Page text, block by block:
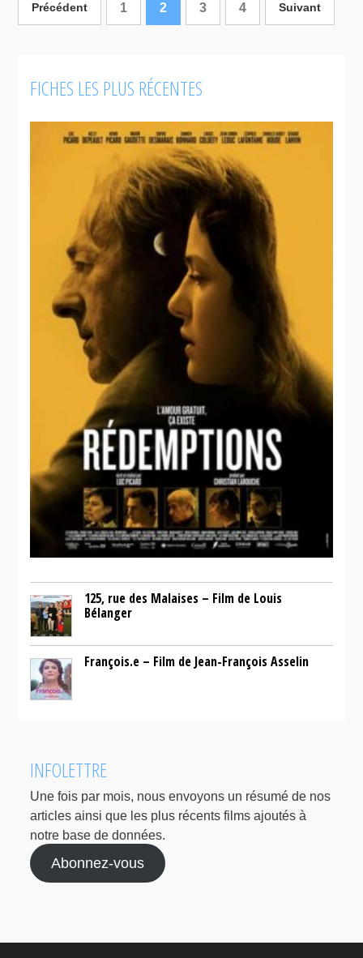
Précédent 1 2 3 4 Suivant
FICHES LES PLUS RÉCENTES
125, rue des Malaises – Film de Louis
Bélanger
François.e – Film de Jean-François Asselin
INFOLETTRE
Une fois par mois, nous envoyons un résumé de nos
articles ainsi que les plus récents films ajoutés à
notre base de données.
Abonnez-vous